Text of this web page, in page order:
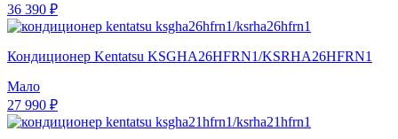
36 390 ₽
Кондиционер Kentatsu KSGHA26HFRN1/KSRHA26HFRN1
Мало
27 990 ₽